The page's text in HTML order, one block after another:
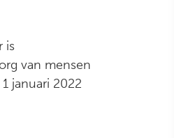
is
van mensen
januari 2022